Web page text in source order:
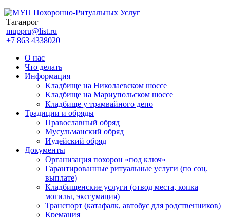
Таганрог
muppru@list.ru
+7 863 4338020
О нас
Что делать
Информация
Кладбище на Николаевском шоссе
Кладбище на Мариупольском шоссе
Кладбище у трамвайного депо
Традиции и обряды
Православный обряд
Мусульманский обряд
Иудейский обряд
Документы
Организация похорон «под ключ»
Гарантированные ритуальные услуги (по соц.
выплате)
Кладбищенские услуги (отвод места, копка
могилы, эксгумация)
Транспорт (катафалк, автобус для родственников)
Кремация